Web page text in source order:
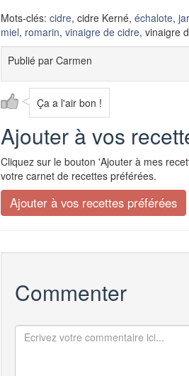
Mots-clés: cidre, cidre Kerné, échalote,
miel, romarin, vinaigre de cidre, vinaigre
Publié par Carmen
Ça a l'air bon !
Ajouter à vos
Cliquez sur le bouton 'Ajouter à mes
votre carnet de recettes préférées.
Commenter